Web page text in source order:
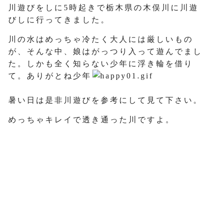
川遊びをしに5時起きで栃木県の木俣川に川遊
びしに行ってきました。
川の水はめっちゃ冷たく大人には厳しいもの
が、そんな中、娘はがっつり入って遊んでまし
た。しかも全く知らない少年に浮き輪を借り
て。ありがとね少年
暑い日は是非川遊びを参考にして見て下さい。
めっちゃキレイで透き通った川ですよ。